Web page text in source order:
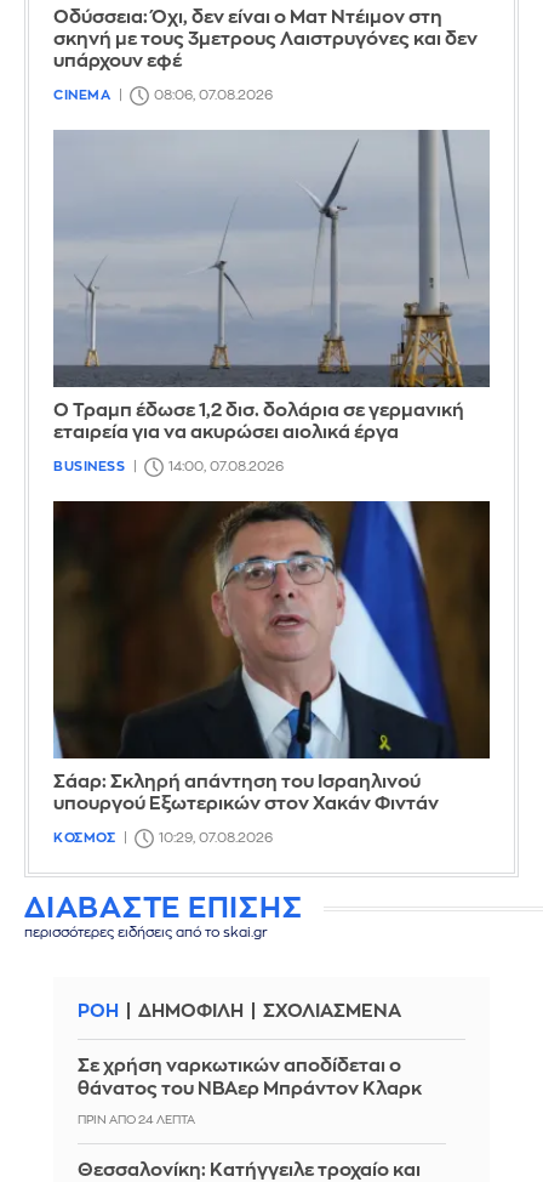
Οδύσσεια: Όχι, δεν είναι ο Ματ Ντέιμον στη
σκηνή με τους 3μετρους Λαιστρυγόνες και δεν
υπάρχουν εφέ
CINEMA 08:06, 07.08.2026
Ο Τραμπ έδωσε 1,2 δισ. δολάρια σε γερμανική
εταιρεία για να ακυρώσει αιολικά έργα
BUSINESS 14:00, 07.08.2026
Σάαρ: Σκληρή απάντηση του Ισραηλινού
υπουργού Εξωτερικών στον Χακάν Φιντάν
ΚΟΣΜΟΣ 10:29, 07.08.2026
ΔΙΑΒΑΣΤΕ ΕΠΙΣΗΣ
περισσότερες ειδήσεις από το skai.gr
ΡΟΗ ΔΗΜΟΦΙΛΗ ΣΧΟΛΙΑΣΜΕΝΑ
Σε χρήση ναρκωτικών αποδίδεται ο
θάνατος του ΝΒΑερ Μπράντον Κλαρκ
ΠΡΙΝ ΑΠΌ 24 ΛΕΠΤΆ
Θεσσαλονίκη: Κατήγγειλε τροχαίο και